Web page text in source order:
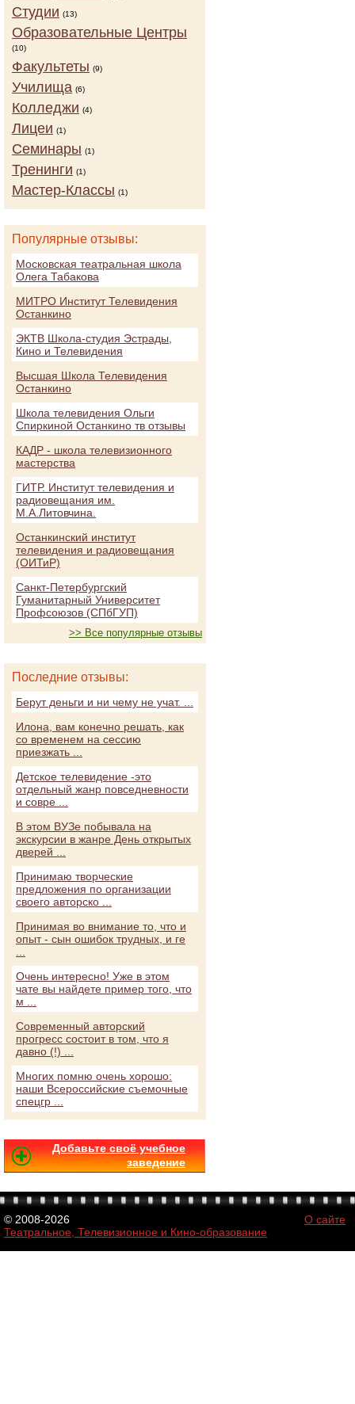
Студии (13)
Образовательные Центры
(10)
Факультеты (9)
Училища (6)
Колледжи (4)
Лицеи (1)
Семинары (1)
Тренинги (1)
Мастер-Классы (1)
Популярные отзывы:
Московская театральная школа
Олега Табакова
МИТРО Институт Телевидения
Останкино
ЭКТВ Школа-студия Эстрады,
Кино и Телевидения
Высшая Школа Телевидения
Останкино
Школа телевидения Ольги
Спиркиной Останкино тв отзывы
КАДР - школа телевизионного
мастерства
ГИТР. Институт телевидения и
радиовещания им.
М.А.Литовчина.
Останкинский институт
телевидения и радиовещания
(ОИТиР)
Санкт-Петербургский
Гуманитарный Университет
Профсоюзов (СПбГУП)
>> Все популярные отзывы
Последние отзывы:
Берут деньги и ни чему не учат. ...
Илона, вам конечно решать, как
со временем на сессию
приезжать ...
Детское телевидение -это
отдельный жанр повседневности
и совре ...
В этом ВУЗе побывала на
экскурсии в жанре День открытых
дверей ...
Принимаю творческие
предложения по организации
своего авторско ...
Принимая во внимание то, что и
опыт - сын ошибок трудных, и ге
Очень интересно! Уже в этом
чате вы найдете пример того, что
м ...
Современный авторский
прогресс состоит в том, что я
давно (!) ...
Многих помню очень хорошо:
наши Всероссийские съемочные
спецгр ...
Добавьте своё учебное
заведение
© 2008-2026
Театральное, Телевизионное и Кино-образование
О сайте